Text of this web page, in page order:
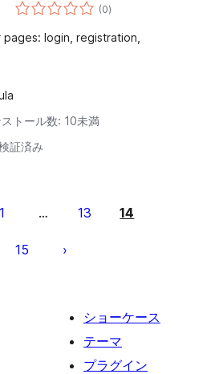
(0個
の
価
)
pages: login, registration,
トール数: 10未満
証済み
1 … 13 14
15
ショーケース
テーマ
プラグイン